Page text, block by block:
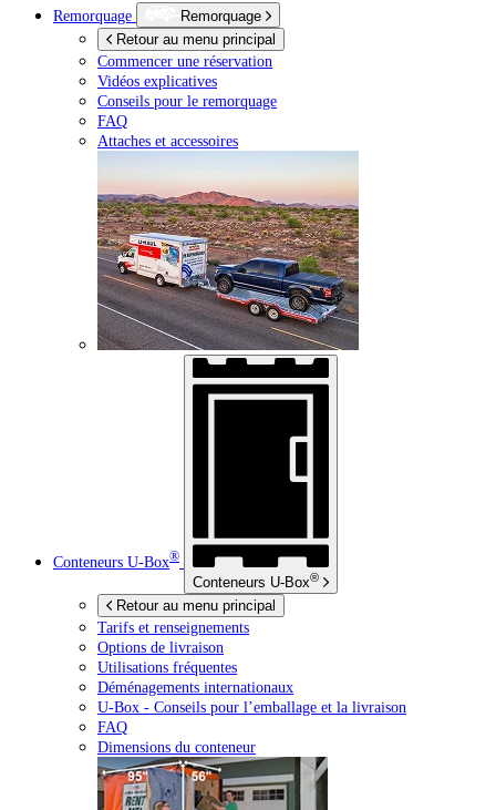
Remorquage
Remorquage
Retour au menu principal
Commencer une réservation
Vidéos explicatives
Conseils pour le remorquage
FAQ
Attaches et accessoires
Conteneurs U-Box®
Conteneurs U-Box®
Retour au menu principal
Tarifs et renseignements
Options de livraison
Utilisations fréquentes
Déménagements internationaux
U-Box - Conseils pour l’emballage et la livraison
FAQ
Dimensions du conteneur